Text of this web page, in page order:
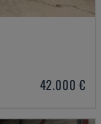
42.000 €